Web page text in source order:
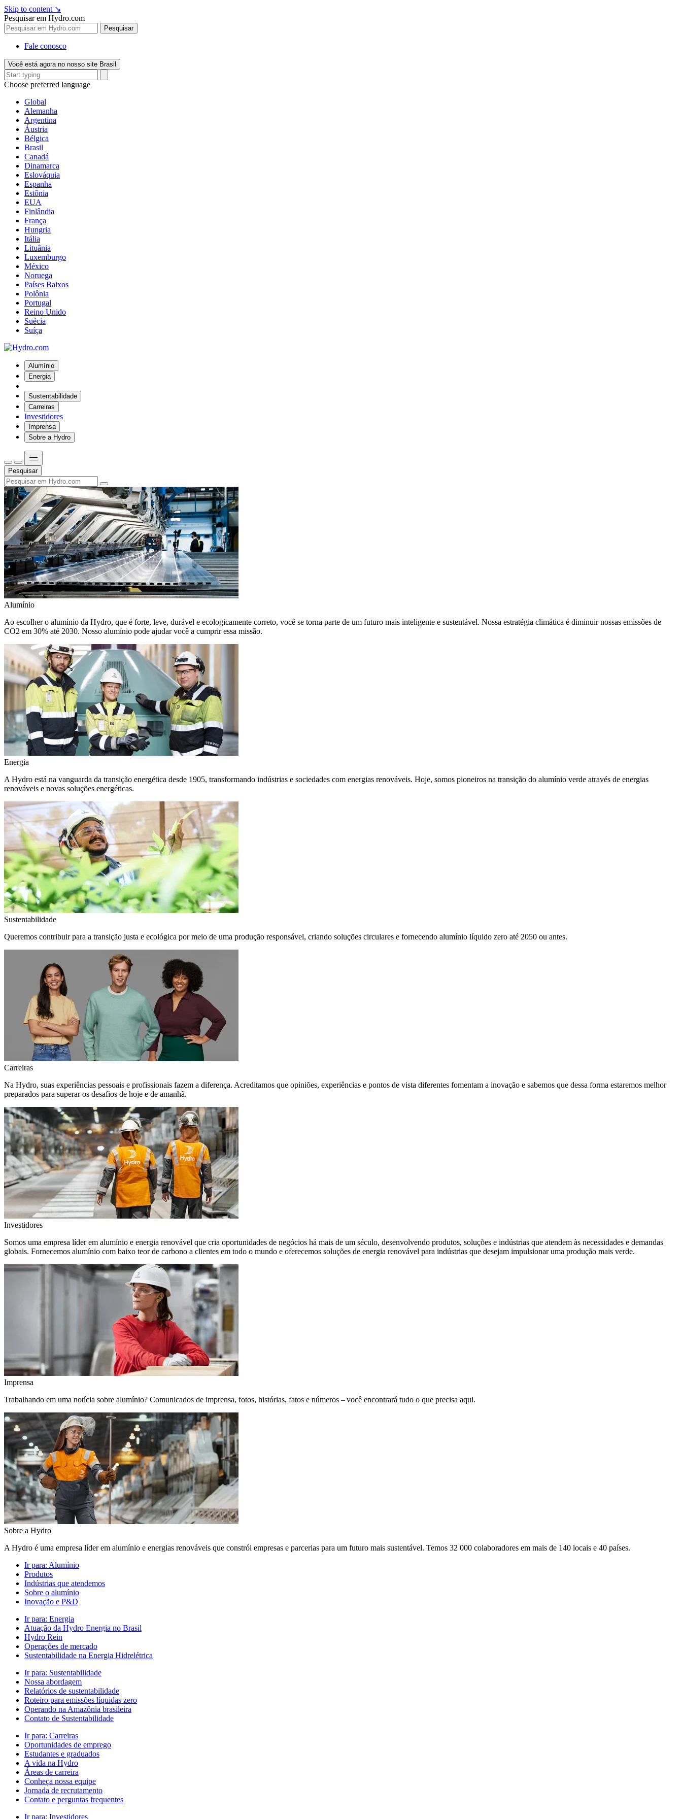
Skip to content ↘
Pesquisar em Hydro.com
Pesquisar
Fale conosco
Você está agora no nosso site Brasil
Choose preferred language
Global
Alemanha
Argentina
Áustria
Bélgica
Brasil
Canadá
Dinamarca
Eslováquia
Espanha
Estônia
EUA
Finlândia
França
Hungria
Itália
Lituânia
Luxemburgo
México
Noruega
Países Baixos
Polônia
Portugal
Reino Unido
Suécia
Suíça
Alumínio
Energia
Sustentabilidade
Carreiras
Investidores
Imprensa
Sobre a Hydro
Pesquisar
Alumínio
Ao escolher o alumínio da Hydro, que é forte, leve, durável e ecologicamente correto, você se torna parte de um futuro mais inteligente e sustentável. Nossa estratégia climática é diminuir nossas emissões de
CO2 em 30% até 2030. Nosso alumínio pode ajudar você a cumprir essa missão.
Energia
A Hydro está na vanguarda da transição energética desde 1905, transformando indústrias e sociedades com energias renováveis. Hoje, somos pioneiros na transição do alumínio verde através de energias
renováveis e novas soluções energéticas.
Sustentabilidade
Queremos contribuir para a transição justa e ecológica por meio de uma produção responsável, criando soluções circulares e fornecendo alumínio líquido zero até 2050 ou antes.
Carreiras
Na Hydro, suas experiências pessoais e profissionais fazem a diferença. Acreditamos que opiniões, experiências e pontos de vista diferentes fomentam a inovação e sabemos que dessa forma estaremos melhor
preparados para superar os desafios de hoje e de amanhã.
Investidores
Somos uma empresa líder em alumínio e energia renovável que cria oportunidades de negócios há mais de um século, desenvolvendo produtos, soluções e indústrias que atendem às necessidades e demandas
globais. Fornecemos alumínio com baixo teor de carbono a clientes em todo o mundo e oferecemos soluções de energia renovável para indústrias que desejam impulsionar uma produção mais verde.
Imprensa
Trabalhando em uma notícia sobre alumínio? Comunicados de imprensa, fotos, histórias, fatos e números – você encontrará tudo o que precisa aqui.
Sobre a Hydro
A Hydro é uma empresa líder em alumínio e energias renováveis que constrói empresas e parcerias para um futuro mais sustentável. Temos 32 000 colaboradores em mais de 140 locais e 40 países.
Ir para: Alumínio
Produtos
Indústrias que atendemos
Sobre o alumínio
Inovação e P&D
Ir para: Energia
Atuação da Hydro Energia no Brasil
Hydro Rein
Operações de mercado
Sustentabilidade na Energia Hidrelétrica
Ir para: Sustentabilidade
Nossa abordagem
Relatórios de sustentabilidade
Roteiro para emissões líquidas zero
Operando na Amazônia brasileira
Contato de Sustentabilidade
Ir para: Carreiras
Oportunidades de emprego
Estudantes e graduados
A vida na Hydro
Áreas de carreira
Conheça nossa equipe
Jornada de recrutamento
Contato e perguntas frequentes
Ir para: Investidores